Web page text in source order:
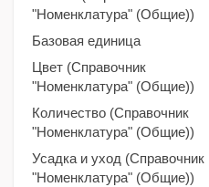
"Номенклатура" (Общие))
Базовая единица
Цвет (Справочник
"Номенклатура" (Общие))
Количество (Справочник
"Номенклатура" (Общие))
Усадка и уход (Справочник
"Номенклатура" (Общие))